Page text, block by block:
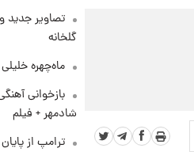
تصاویر جدید
گلخانه
ماه‌چهره
بازخوانی
شادمهر + فیلم
ترامپ از